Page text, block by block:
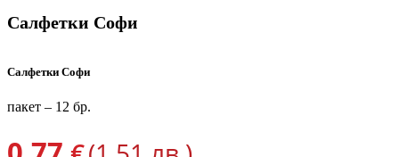
Салфетки Софи
Салфетки Софи
пакет – 12 бр.